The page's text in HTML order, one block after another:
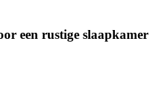
een rustige slaapkamer